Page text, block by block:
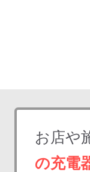
お店や
の充電